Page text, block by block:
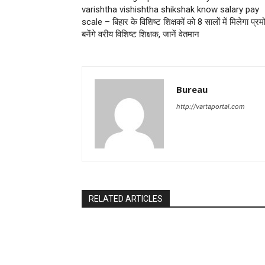
varishtha vishishtha shikshak know salary pay
scale – बिहार के विशिष्ट शिक्षकों को 8 सालों में मिलेगा
बनेंगे वरीय विशिष्ट शिक्षक, जानें वेतमान
Bureau
http://vartaportal.com
RELATED ARTICLES